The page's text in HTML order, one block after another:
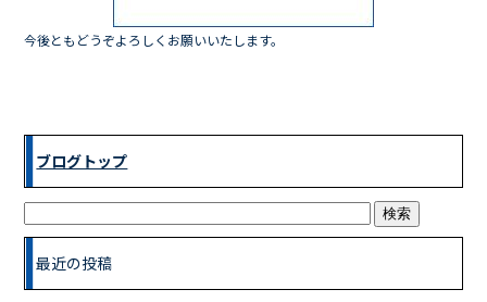
今後ともどうぞよろしくお願いいたします。
ブログトップ
最近の投稿